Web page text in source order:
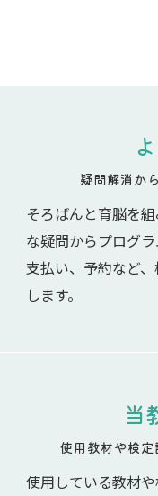
疑問解消か
そろばんと育脳を
な疑問からプログ
支払い、予約など
します。
当
使用教材や検
使用している教材